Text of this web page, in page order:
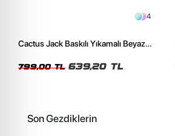
4
Cactus Jack Baskılı Yıkamalı Beyaz
799,00 TL 639,20 TL
Son Gezdiklerin